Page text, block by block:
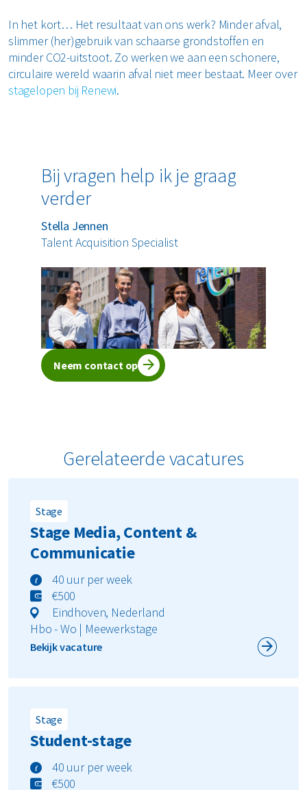
In het kort… Het resultaat van ons werk? Minder afval,
slimmer (her)gebruik van schaarse grondstoffen en
minder CO2-uitstoot. Zo werken we aan een schonere,
circulaire wereld waarin afval niet meer bestaat. Meer over
stagelopen bij Renewi.
Bij vragen help ik je graag
verder
Stella Jennen
Talent Acquisition Specialist
Neem contact op
Gerelateerde vacatures
Stage
Stage Media, Content &
Communicatie
40 uur per week
€500
Eindhoven, Nederland
Hbo - Wo | Meewerkstage
Bekijk vacature
Stage
Student-stage
40 uur per week
€500